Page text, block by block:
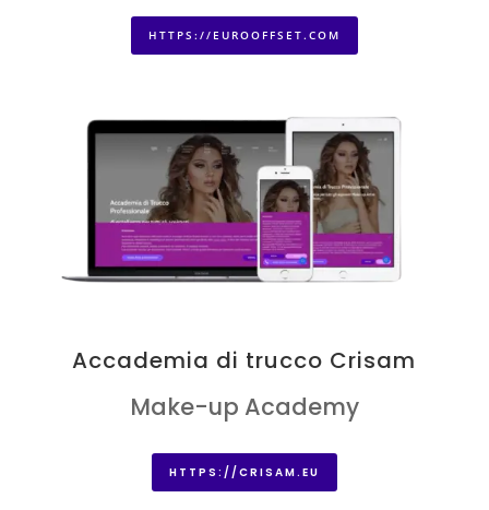
HTTPS://EUROOFFSET.COM
Accademia di trucco Crisam
Make-up Academy
HTTPS://CRISAM.EU